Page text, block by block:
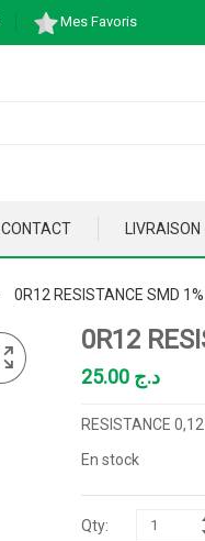
Mes Favoris
CONTACT LIVRAISON
0R12 RESISTANCE SMD 1%
0R12
د.ج
RESISTANCE
En stock